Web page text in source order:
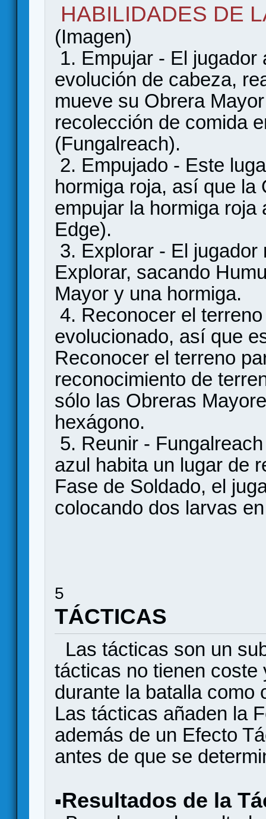
HABILIDADES DE
(Imagen)
1. Empujar - El
evolución de cabeza,
mueve su Obrera
recolección de comida
(Fungalreach).
2. Empujado - Este
hormiga roja, así que la
empujar la hormiga roja
Edge).
3. Explorar - El
Explorar, sacando
Mayor y una hormiga.
4. Reconocer el
evolucionado, así que
Reconocer el terreno
reconocimiento de
sólo las Obreras
hexágono.
5. Reunir -
azul habita un lugar de
Fase de Soldado, el
colocando dos larvas
5
TÁCTICAS
Las tácticas son un
tácticas no tienen
durante la batalla como
Las tácticas añaden la
además de un Efecto
antes de que se
▪Resultados de la